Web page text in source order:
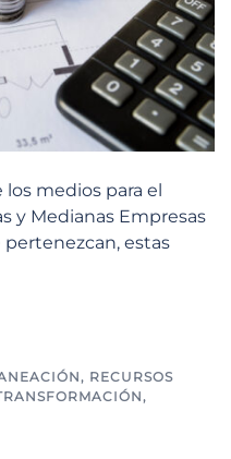
medios para el
y Medianas Empresas
estas
, RECURSOS
,